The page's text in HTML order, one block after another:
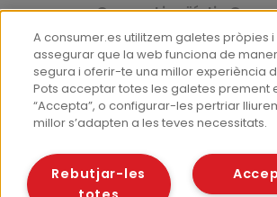
Corpus Lingüístic
© Fundació EROSKI
Avís legalPolítica de protecció
A consumer.es utilitzem galetes pròpies
assegurar que la web funciona de
segura i oferir-te una millor experiència
Pots acceptar totes les galetes prement
“Accepta”, o configurar-les pertriar
millor s’adapten a les teves necessitats.
Rebutjar-les